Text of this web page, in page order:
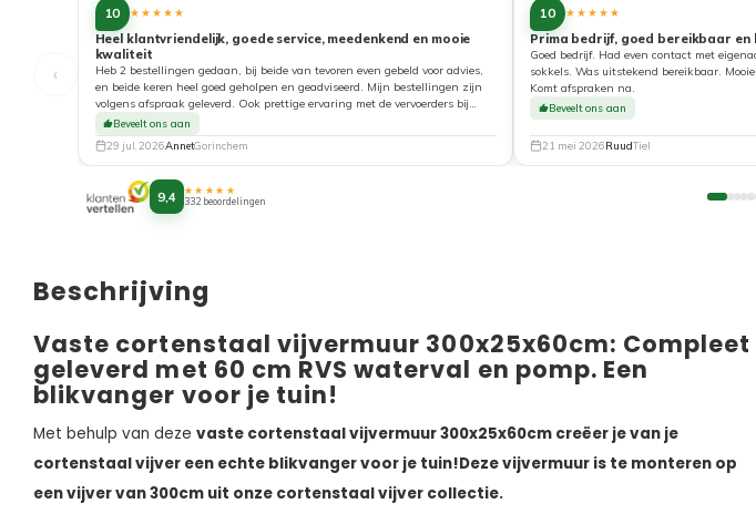
‹
10 ★★★★★
Heel klantvriendelijk, goede service, meedenkend en mooie
kwaliteit
Heb 2 bestellingen gedaan, bij beide van tevoren even gebeld voor advies,
en beide keren heel goed geholpen en geadviseerd. Mijn bestellingen zijn
volgens afspraak geleverd. Ook prettige ervaring met de vervoerders bij
aflevering. Top!
Beveelt ons aan
29 jul. 2026AnnetGorinchem
10 ★★★★★
Prima bedrijf, goed bereikbaar
Goed bedrijf. Had even contact met
sokkels. Was uitstekend bereikbaar.
Komt afspraken na.
Beveelt ons aan
21 mei 2026RuudTiel
9,4 ★★★★★
332 beoordelingen
Beschrijving
Vaste cortenstaal vijvermuur 300x25x60cm: Compleet
geleverd met 60 cm RVS waterval en pomp. Een
blikvanger voor je tuin!
Met behulp van deze vaste cortenstaal vijvermuur 300x25x60cm creëer je van je
cortenstaal vijver een echte blikvanger voor je tuin!Deze vijvermuur is te monteren op
een vijver van 300cm uit onze cortenstaal vijver collectie.